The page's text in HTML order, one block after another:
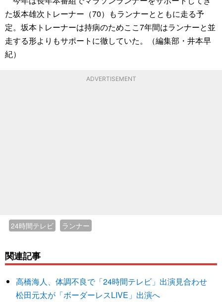
た坂本雄次トレーナー（70）もランナーとともに走る予
定。坂本トレーナーは持病のためここ7年間はランナーと並
走する形よりもサポートに徹していた。（編集部・井本早
紀）
ADVERTISEMENT
24時間テレビ ランナー
関連記事
高橋海人、体調不良で「24時間テレビ」出演見合わせ
松田元太が「ボーダーレスLIVE」出演へ